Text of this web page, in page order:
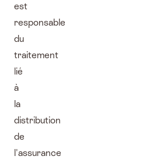
est
responsable
du
traitement
lié
à
la
distribution
de
l'assurance